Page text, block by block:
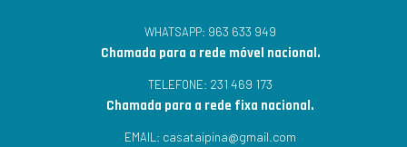
WHATSAPP: 963 633 949
Chamada para a rede móvel nacional.
TELEFONE: 231 469 173
Chamada para a rede fixa nacional.
EMAIL: casataipina@gmail.com